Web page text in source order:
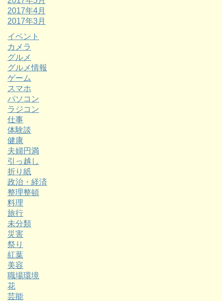
2017年4月
2017年3月
イベント
カメラ
グルメ
グルメ情報
ゲーム
スマホ
パソコン
ラジコン
仕事
体験談
健康
夫婦円満
引っ越し
折り紙
政治・経済
整理整頓
料理
旅行
未分類
災害
祭り
紅葉
美容
職場環境
花
芸能